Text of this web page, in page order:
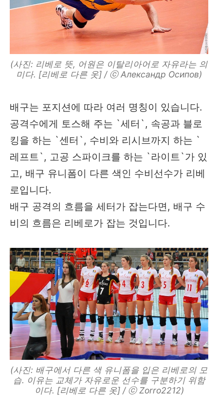
(사진: 리베로 뜻, 어원은 이탈리아어로 자유라는 의
미다. [리베로 다른 옷] / ⓒ Александр Осипов)
배구는 포지션에 따라 여러 명칭이 있습니다.
공격수에게 토스해 주는 `세터`, 속공과 블로
킹을 하는 `센터`, 수비와 리시브까지 하는 `
레프트`, 고공 스파이크를 하는 `라이트`가 있
고, 배구 유니폼이 다른 색인 수비선수가 리베
로입니다.
배구 공격의 흐름을 세터가 잡는다면, 배구 수
비의 흐름은 리베로가 잡는 것입니다.
(사진: 배구에서 다른 색 유니폼을 입은 리베로의 모
습. 이유는 교체가 자유로운 선수를 구분하기 위함
이다. [리베로 다른 옷] / ⓒ Zorro2212)